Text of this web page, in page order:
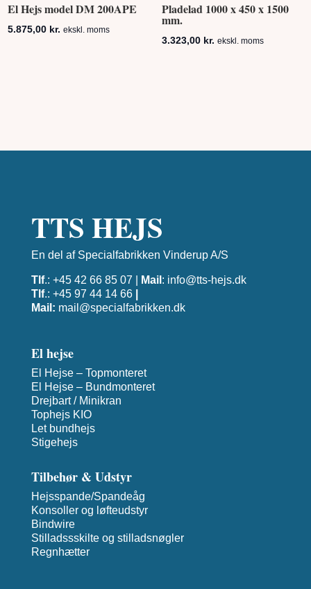
El Hejs model DM 200APE
5.875,00 kr. ekskl. moms
Pladelad 1000 x 450 x 1500
mm.
3.323,00 kr. ekskl. moms
TTS HEJS
En del af Specialfabrikken Vinderup A/S
Tlf.: +45 42 66 85 07 | Mail : info@tts-hejs.dk
Tlf.: +45 97 44 14 66
Mail: mail@specialfabrikken.dk
El hejse
El Hejse – Topmonteret
El Hejse – Bundmonteret
Drejbart / Minikran
Tophejs KIO
Let bundhejs
Stigehejs
Tilbehør & Udstyr
Hejsspande/Spandeåg
Konsoller og løfteudstyr
Bindwire
Stilladssskilte og stilladsnøgler
Regnhætter